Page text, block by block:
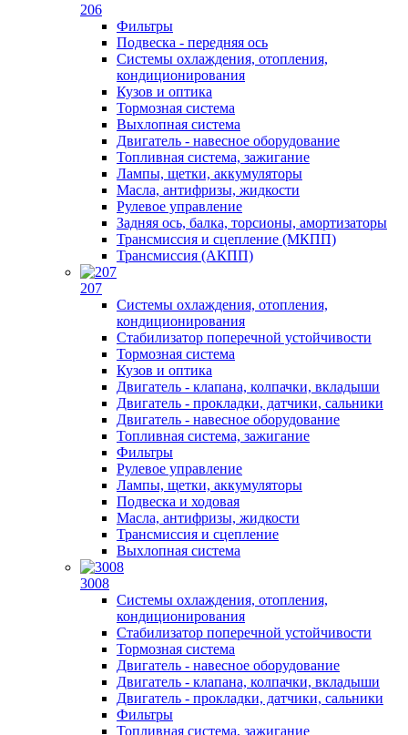
206
Фильтры
Подвеска - передняя ось
Системы охлаждения, отопления,
кондиционирования
Кузов и оптика
Тормозная система
Выхлопная система
Двигатель - навесное оборудование
Топливная система, зажигание
Лампы, щетки, аккумуляторы
Масла, антифризы, жидкости
Рулевое управление
Задняя ось, балка, торсионы, амортизаторы
Трансмиссия и сцепление (МКПП)
Трансмиссия (АКПП)
207
Системы охлаждения, отопления,
кондиционирования
Стабилизатор поперечной устойчивости
Тормозная система
Кузов и оптика
Двигатель - клапана, колпачки, вкладыши
Двигатель - прокладки, датчики, сальники
Двигатель - навесное оборудование
Топливная система, зажигание
Фильтры
Рулевое управление
Лампы, щетки, аккумуляторы
Подвеска и ходовая
Масла, антифризы, жидкости
Трансмиссия и сцепление
Выхлопная система
3008
Системы охлаждения, отопления,
кондиционирования
Стабилизатор поперечной устойчивости
Тормозная система
Двигатель - навесное оборудование
Двигатель - клапана, колпачки, вкладыши
Двигатель - прокладки, датчики, сальники
Фильтры
Топливная система, зажигание